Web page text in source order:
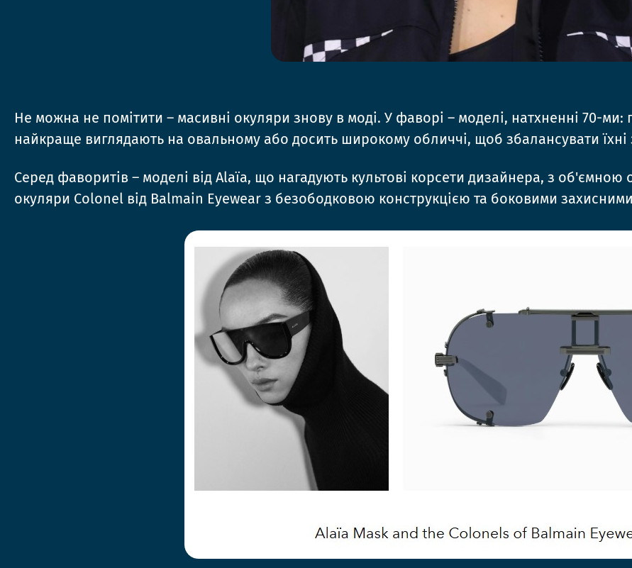
Не можна не помітити – масивні окуляри знову в моді. У фаворі – моделі, натхненні 70-ми:
найкраще виглядають на овальному або досить широкому обличчі, щоб збалансувати їхні
Серед фаворитів – моделі від Alaïa, що нагадують культові корсети дизайнера, з
окуляри Colonel від Balmain Eyewear з безободковою конструкцією та боковими